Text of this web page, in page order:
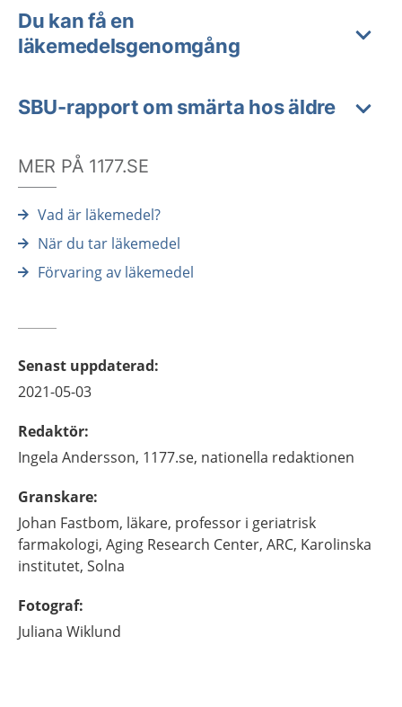
Du kan få en
läkemedelsgenomgång
SBU-rapport om smärta hos äldre
MER PÅ 1177.SE
Vad är läkemedel?
När du tar läkemedel
Förvaring av läkemedel
Senast uppdaterad:
2021-05-03
Redaktör:
Ingela Andersson, 1177.se, nationella redaktionen
Granskare:
Johan Fastbom, läkare, professor i geriatrisk
farmakologi, Aging Research Center, ARC, Karolinska
institutet, Solna
Fotograf:
Juliana Wiklund